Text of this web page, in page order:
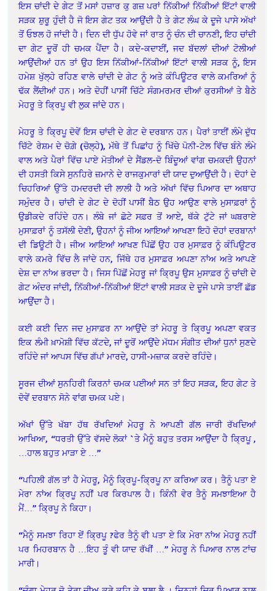
ਇਸ ਚਾਂਦੀ ਦੇ ਗੇਟ ਤੋਂ ਮਸਾਂ ਹਜ਼ਾਰ ਕੁ ਗਜ਼ ਪਰਾਂ ਨਿੱਕੀਆਂ ਨਿੱਕੀਆਂ ਇੱਟਾਂ ਵਾਲੀ
ਸੜਕ ਸ਼ੁਰੂ ਹੁੰਦੀ ਹੈ ਜੋ ਇਸ ਗੇਟ ਤਕ ਆਉਂਦੀ ਹੈ ਤੇ ਗੇਟ ਲੰਘ ਕੇ ਦੂਜੇ ਪਾਸੇ ਅੱਖਾਂ
ਤੋਂ ਓਝਲ ਹੋ ਜਾਂਦੀ ਹੈ। ਦਿਨ ਦੀ ਧੁੱਪ ਹੋਵੇ ਜਾਂ ਰਾਤ ਨੂੰ ਚੰਨ ਦੀ ਚਾਨਣੀ, ਇਹ ਚਾਂਦੀ
ਦਾ ਗੇਟ ਦੂਰੋਂ ਹੀ ਚਮਕ ਪੈਂਦਾ ਹੈ। ਕਦੇ-ਕਦਾਈਂ, ਜਦ ਬੱਦਲਾਂ ਦੀਆਂ ਟੋਲੀਆਂ
ਆਉਂਦੀਆਂ ਹਨ ਤਾਂ ਉਹ ਇਸ ਨਿੱਕੀਆਂ-ਨਿੱਕੀਆਂ ਇੱਟਾਂ ਵਾਲੀ ਸੜਕ ਨੂੰ, ਇਸ
ਹਮੇਸ਼ ਖੁੱਲ੍ਹੇ ਰਹਿਣ ਵਾਲੇ ਚਾਂਦੀ ਦੇ ਗੇਟ ਨੂੰ ਅਤੇ ਕੰਪਿਊਟਰ ਵਾਲੇ ਕਮਰਿਆਂ ਨੂੰ
ਢੱਕ ਲੈਂਦੀਆਂ ਹਨ। ਅਤੇ ਦੋਹੀਂ ਪਾਸੀਂ ਚਿੱਟੇ ਸੰਗਮਰਮਰ ਦੀਆਂ ਕੁਰਸੀਆਂ ਤੇ ਬੈਠੇ
ਮੇਹਰੂ ਤੇ ਕ੍ਰਿਪੂ ਵੀ ਲੁਕ ਜਾਂਦੇ ਹਨ।
ਮੇਹਰੂ ਤੇ ਕ੍ਰਿਪੂ ਦੋਵੇਂ ਇਸ ਚਾਂਦੀ ਦੇ ਗੇਟ ਦੇ ਦਰਬਾਨ ਹਨ। ਪੈਰਾਂ ਤਾਈਂ ਲੰਮੇ ਦੁੱਧ
ਚਿੱਟੇ ਰੇਸ਼ਮ ਦੇ ਚੋਗ਼ੇ (ਚੋਲ੍ਹੇ), ਮੱਥੇ ਤੋਂ ਪਿਛਾਂਹ ਨੂੰ ਖਿੱਚੇ ਪੋਨੀ-ਟੇਲ ਵਿੱਚ ਬੰਨੇ ਲੰਮੇ
ਵਾਲ ਅਤੇ ਪੈਰਾਂ ਵਿੱਚ ਪਾਏ ਮੋਤੀਆਂ ਦੇ ਸੈਂਡਲ-ਦੋ ਬਿੰਦੂਆਂ ਵਾਂਗ ਚਮਕਦੀ ਉਹਨਾਂ
ਦੀ ਹਸਤੀ ਕਿਸੇ ਸੁਨਹਿਰੇ ਜ਼ਮਾਨੇ ਦੇ ਰਾਜਕੁਮਾਰਾਂ ਦੀ ਯਾਦ ਦੁਆਉਂਦੀ ਹੈ। ਦੋਹਾਂ ਦੇ
ਚਿਹਰਿਆਂ ਉੱਤੇ ਹਮਦਰਦੀ ਦੀ ਲਾਲੀ ਹੈ ਅਤੇ ਅੱਖਾਂ ਵਿੱਚ ਪਿਆਰ ਦਾ ਅਥਾਹ
ਸਮੁੰਦਰ ਹੈ। ਚਾਂਦੀ ਦੇ ਗੇਟ ਦੇ ਦੋਹੀਂ ਪਾਸੀਂ ਬੈਠ ਉਹ ਆਉਣ ਵਾਲੇ ਮੁਸਾਫ਼ਰਾਂ ਨੂੰ
ਉਡੀਕਦੇ ਰਹਿੰਦੇ ਹਨ। ਲੰਬੇ ਜਾਂ ਛੋਟੇ ਸਫ਼ਰ ਤੋਂ ਆਏ, ਥੱਕੇ ਟੁੱਟੇ ਜਾਂ ਘਬਰਾਏ
ਮੁਸਾਫ਼ਰਾਂ ਨੂੰ ਤਸੱਲੀ ਦੇਣੀ, ਉਹਨਾਂ ਨੂੰ ਜੀਅ ਆਇਆਂ ਆਖਣਾ ਇਹੋ ਦੋਹਾਂ ਦਰਬਾਨਾਂ
ਦੀ ਡਿਊਟੀ ਹੈ। ਜੀਅ ਆਇਆਂ ਆਖਣ ਪਿੱਛੋਂ ਉਹ ਹਰ ਮੁਸਾਫ਼ਰ ਨੂੰ ਕੰਪਿਊਟਰ
ਵਾਲੇ ਕਮਰੇ ਵਿੱਚ ਲੈ ਜਾਂਦੇ ਹਨ, ਜਿੱਥੇ ਹਰ ਮੁਸਾਫ਼ਰ ਅਪਣਾ ਨਾਂਅ ਅਤੇ ਆਪਣੇ
ਦੇਸ਼ ਦਾ ਨਾਂਅ ਭਰਦਾ ਹੈ। ਜਿਸ ਪਿੱਛੋਂ ਮੇਹਰੂ ਜਾਂ ਕ੍ਰਿਪੂ ਉਸ ਮੁਸਾਫ਼ਰ ਨੂੰ ਚਾਂਦੀ ਦੇ
ਗੇਟ ਅੰਦਰ ਜਾਂਦੀ, ਨਿੱਕੀਆਂ-ਨਿੱਕੀਆਂ ਇੱਟਾਂ ਵਾਲੀ ਸੜਕ ਦੇ ਦੂਜੇ ਪਾਸੇ ਤਾਈਂ ਛੱਡ
ਆਉਂਦਾ ਹੈ।
ਕਈ ਕਈ ਦਿਨ ਜਦ ਮੁਸਾਫ਼ਰ ਨਾ ਆਉਂਦੇ ਤਾਂ ਮੇਹਰੂ ਤੇ ਕ੍ਰਿਪੂ ਅਪਣਾ ਵਕਤ
ਇਕ ਲੰਮੀ ਖ਼ਾਮੋਸ਼ੀ ਵਿੱਚ ਕੱਟਦੇ, ਜਾਂ ਦੂਰੋਂ ਆਉਂਦੇ ਮੱਧਮ ਸੰਗੀਤ ਦੀਆਂ ਧੁਨਾਂ ਸੁਣਦੇ
ਰਹਿੰਦੇ ਜਾਂ ਆਪਸ ਵਿੱਚ ਗੱਪਾਂ ਮਾਰਦੇ, ਹਾਸੀ-ਮਜ਼ਾਕ ਕਰਦੇ ਰਹਿੰਦੇ।
ਸੂਰਜ ਦੀਆਂ ਸੁਨਹਿਰੀ ਕਿਰਨਾਂ ਚਮਕ ਪਈਆਂ ਸਨ ਤਾਂ ਇਹ ਸੜਕ, ਇਹ ਗੇਟ ਤੇ
ਦੋਵੇਂ ਦਰਬਾਨ ਸੋਨੇ ਵਾਂਗ ਚਮਕ ਪਏ।
ਅੱਖਾਂ ਉੱਤੇ ਖੱਬਾ ਹੱਥ ਰੱਖਦਿਆਂ ਮੇਹਰੂ ਨੇ ਆਪਣੀ ਗੱਲ ਜਾਰੀ ਰੱਖਦਿਆਂ
ਆਖਿਆ, “ਧਰਤੀ ਉੱਤੇ ਵੱਸਦੇ ਲੋਕਾਂ `ਤੇ ਮੈਨੂੰ ਬਹੁਤ ਤਰਸ ਆਉਂਦਾ ਹੈ ਕ੍ਰਿਪੂ ,
…ਹਾਲ ਬਹੁਤ ਮਾੜਾ ਏ …”
“ਪਹਿਲੀ ਗੱਲ ਤਾਂ ਹੈ ਮੇਹਰੂ, ਮੈਨੂੰ ਕ੍ਰਿਪੂ-ਕ੍ਰਿਪੂ ਨਾ ਕਰਿਆ ਕਰ। ਤੈਨੂੰ ਪਤਾ ਏ
ਮੇਰਾ ਨਾਂਅ ਕ੍ਰਿਪੂ ਨਹੀਂ ਪਰ ਕਿਰਪਾਲ ਹੈ। ਕਿੰਨੀ ਵੇਰ ਤੈਨੂੰ ਸਮਝਾਇਆ ਹੈ
ਮੈਂ…” ਕ੍ਰਿਪੂ ਨੇ ਕਿਹਾ।
“ਮੈਨੂੰ ਸਮਝਾ ਰਿਹਾ ਏਂ ਕ੍ਰਿਪੂ ?ਫੇਰ ਤੈਨੂੰ ਵੀ ਪਤਾ ਏ ਕਿ ਮੇਰਾ ਨਾਂਅ ਮੇਹਰੂ ਨਹੀਂ
ਪਰ ਮਿਹਰਬਾਨ ਹੈ …ਇਹ ਤੂੰ ਵੀ ਯਾਦ ਰੱਖੀਂ …” ਮੇਹਰੂ ਨੇ ਪਿਆਰ ਨਾਲ ਟਾਂਚ
ਮਾਰੀ।